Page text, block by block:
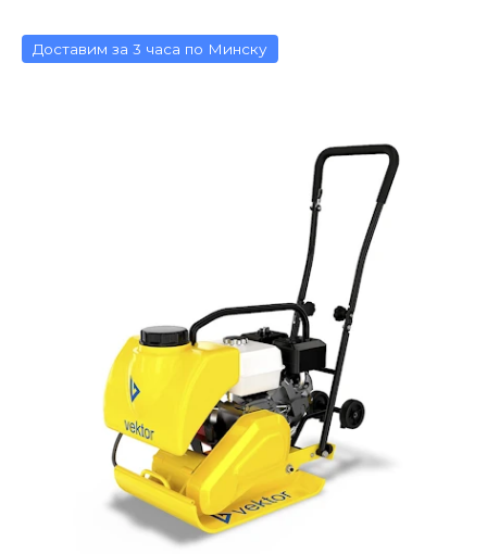
Доставим за 3 часа по Минску